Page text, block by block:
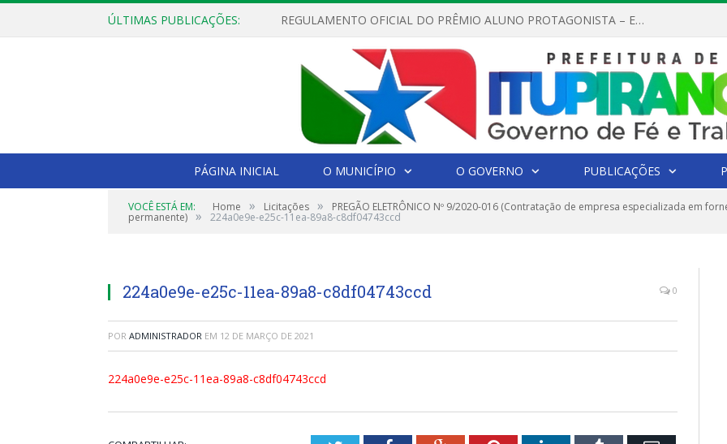
ÚLTIMAS PUBLICAÇÕES: REGULAMENTO OFICIAL DO PRÊMIO ALUNO PROTAGONISTA – EDIÇÃO 2026
PÁGINA INICIAL O MUNICÍPIO O GOVERNO PUBLICAÇÕES
VOCÊ ESTÁ EM: Home » Licitações » PREGÃO ELETRÔNICO Nº 9/2020-016 (Contratação de empresa especializada em
permanente) » 224a0e9e-e25c-11ea-89a8-c8df04743ccd
224a0e9e-e25c-11ea-89a8-c8df04743ccd 0
POR ADMINISTRADOR EM 12 DE MARÇO DE 2021
224a0e9e-e25c-11ea-89a8-c8df04743ccd